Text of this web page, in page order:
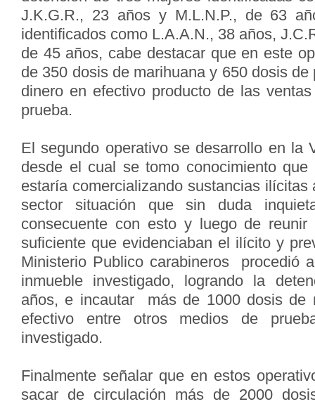
J.K.G.R., 23 años y M.L.N.P., de 63
identificados como L.A.A.N., 38 años,
de 45 años, cabe destacar que en este
de 350 dosis de marihuana y 650 dosis
dinero en efectivo producto de las
prueba.
El segundo operativo se desarrollo en la
desde el cual se tomo conocimiento
estaría comercializando sustancias ilícitas
sector situación que sin duda
consecuente con esto y luego de
suficiente que evidenciaban el ilícito y
Ministerio Publico carabineros procedió
inmueble investigado, logrando la
años, e incautar más de 1000 dosis de
efectivo entre otros medios de
investigado.
Finalmente señalar que en estos
sacar de circulación más de 2000